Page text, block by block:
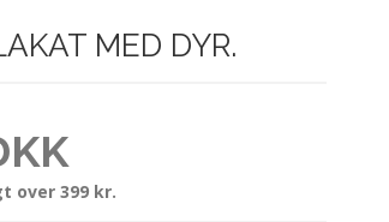
MED DYR.
over 399 kr.